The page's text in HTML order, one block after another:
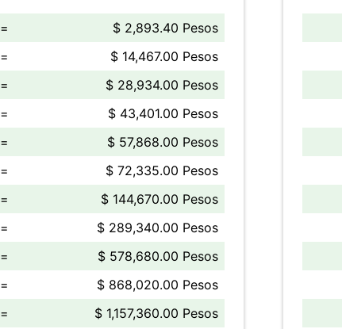
=
$ 2,893.40 Pesos
=
$ 14,467.00 Pesos
=
$ 28,934.00 Pesos
=
$ 43,401.00 Pesos
=
$ 57,868.00 Pesos
=
$ 72,335.00 Pesos
=
$ 144,670.00 Pesos
=
$ 289,340.00 Pesos
=
$ 578,680.00 Pesos
=
$ 868,020.00 Pesos
= $ 1,157,360.00 Pesos